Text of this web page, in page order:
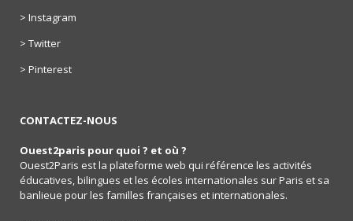
> Instagram
> Twitter
> Pinterest
CONTACTEZ-NOUS
Ouest2paris pour quoi ? et où ?
Ouest2Paris est la plateforme web qui référence les activités
éducatives, bilingues et les écoles internationales sur Paris et sa
banlieue pour les familles françaises et internationales.